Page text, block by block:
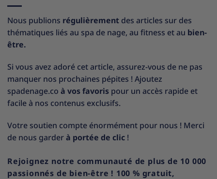
Nous publions régulièrement des articles sur des
thématiques liés au spa de nage, au fitness et au bien-
être.
Si vous avez adoré cet article, assurez-vous de ne pas
manquer nos prochaines pépites ! Ajoutez
spadenage.co à vos favoris pour un accès rapide et
facile à nos contenus exclusifs.
Votre soutien compte énormément pour nous ! Merci
de nous garderà portée de clic !
Rejoignez notre communauté de plus de 10 000
passionnés de bien-être ! 100 % gratuit,